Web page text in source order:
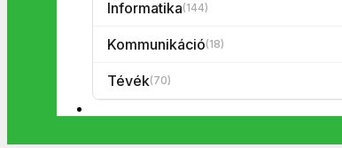
Informatika(144)
Kommunikáció(18)
Tévék(70)